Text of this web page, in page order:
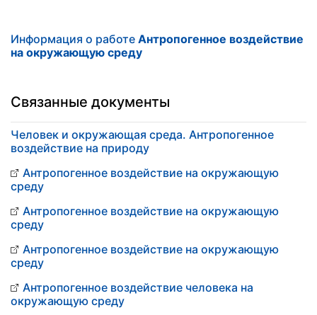
Информация о работе Антропогенное воздействие
на окружающую среду
Связанные документы
Человек и окружающая среда. Антропогенное
воздействие на природу
Антропогенное воздействие на окружающую
среду
Антропогенное воздействие на окружающую
среду
Антропогенное воздействие на окружающую
среду
Антропогенное воздействие человека на
окружающую среду